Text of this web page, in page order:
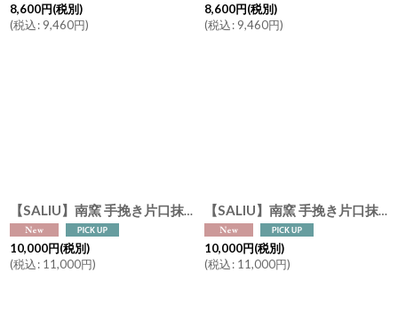
8,600円(税別)
(税込: 9,460円)
8,600円(税別)
(税込: 9,460円)
【SALIU】南窯 手挽き片口抹茶碗 葉音 ( haoto ) SALIU craft 鉢 ボール 日本製 国産 工藤工 美濃焼 Japan
10,000円(税別)
(税込: 11,000円)
【SALIU】南窯 手挽き片口抹茶碗 翠葉 ( suiyou ) SALIU craft 鉢 ボール 日本製 国産 工藤工 美濃焼 Japan
10,000円(税別)
(税込: 11,000円)